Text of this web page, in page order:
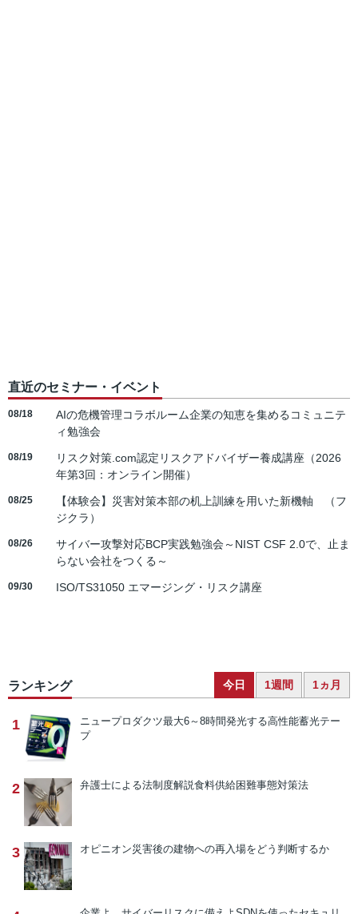
直近のセミナー・イベント
08/18
AIの危機管理コラボルーム企業の知恵を集めるコミュニテ
ィ勉強会
08/19
リスク対策.com認定リスクアドバイザー養成講座（2026
年第3回：オンライン開催）
08/25
【体験会】災害対策本部の机上訓練を用いた新機軸 （フ
ジクラ）
08/26
サイバー攻撃対応BCP実践勉強会～NIST CSF 2.0で、止ま
らない会社をつくる～
09/30 ISO/TS31050 エマージング・リスク講座
ランキング 今日 1週間 1ヵ月
1 ニュープロダクツ最大6～8時間発光する高性能蓄光テー
プ
2 弁護士による法制度解説食料供給困難事態対策法
3 オピニオン災害後の建物への再入場をどう判断するか